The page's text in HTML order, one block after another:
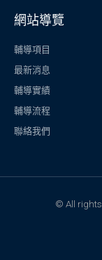
網站導覽
輔導項目
最新消息
輔導實績
輔導流程
聯絡我們
© All